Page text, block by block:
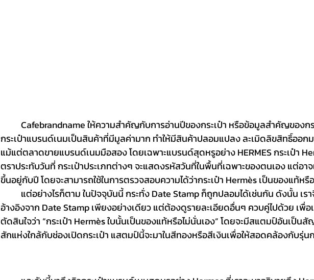
กระเป๋าแบรนด์เนมเป็นสินค้าที่มีมูลค่ามาก ทำให้มีสินค้าปลอมแปลง ละเมิดลิขสิทธิ์ออกม
แม้แต่ตลาดขายแบรนด์เนมมือสอง โดยเฉพาะแบรนด์สุดหรูอย่าง HERMES กระเป๋า
ตราประทับวันที่ กระเป๋าประเภทต่างๆ จะแสดงรหัสวันที่ในพื้นที่เฉพาะของตนเอง แต่อา
ขึ้นอยู่กับปี โดยจะสามารถใช้ในการตรวจสอบความได้ว่ากระเป๋า Hermès เป็นของแท้หรื
แต่อย่างไรก็ตาม ในปัจจุบันนี้ กระทั่ง Date Stamp ก็ถูกปลอมได้เช่นกัน ดังนั้น เรา
อ้างอิงจาก Date Stamp เพียงอย่างเดียว แต่ต้องดูรายละเอียดอื่นๆ ควบคู่ไปด้วย เพื่
ตัดสินใจว่า “กระเป๋า Hermès ใบนั้นเป็นของแท้หรือไม่นั่นเอง” โดยจะมีสแตมป์อันเป็น
สักแห่งใกล้กับช่องเปิดกระเป๋า แสตมป์นี้จะมาในสีทองหรือสีเงินเพื่อให้สอดคล้องกับรุ่น